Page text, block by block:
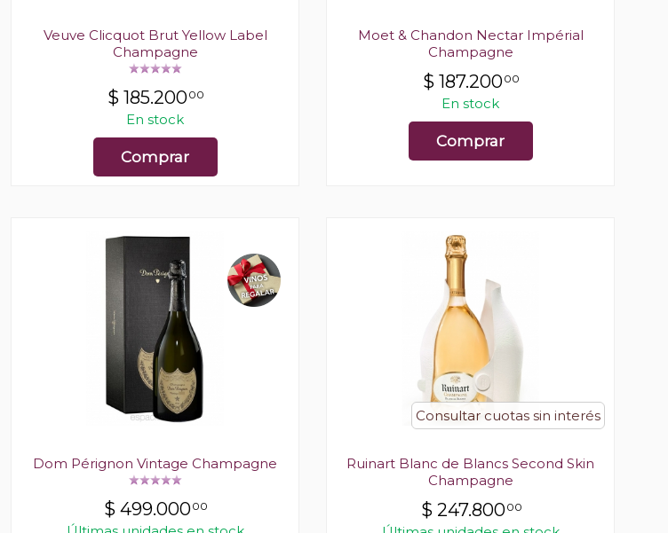
Veuve Clicquot Brut Yellow Label
Champagne
$ 185.20000
En stock
Comprar
Moet & Chandon Nectar Impérial
Champagne
$ 187.20000
En stock
Comprar
Dom Pérignon Vintage Champagne
$ 499.00000
Consultar cuotas sin interés
Ruinart Blanc de Blancs Second Skin
Champagne
$ 247.80000